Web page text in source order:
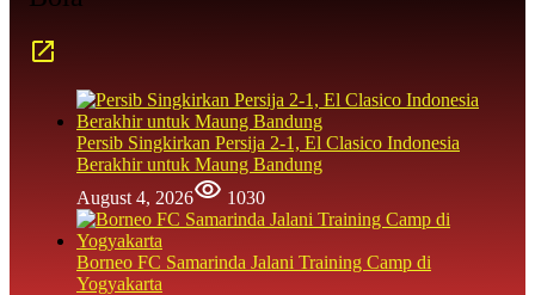
Persib Singkirkan Persija 2-1, El Clasico Indonesia
Berakhir untuk Maung Bandung
August 4, 2026
1030
Borneo FC Samarinda Jalani Training Camp di
Yogyakarta